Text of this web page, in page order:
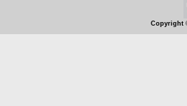
Copyright